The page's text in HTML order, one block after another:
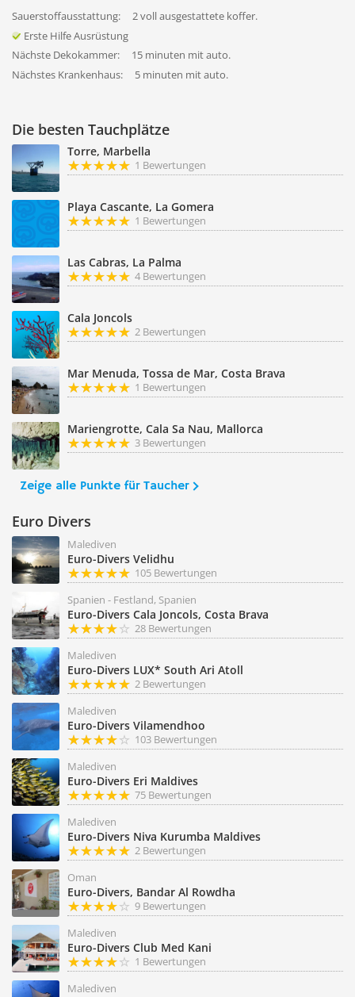
Sauerstoffausstattung:
2 voll ausgestattete koffer.
Erste Hilfe Ausrüstung
Nächste Dekokammer:
15 minuten mit auto.
Nächstes Krankenhaus:
5 minuten mit auto.
Die besten Tauchplätze
Torre, Marbella
1 Bewertungen
Playa Cascante, La Gomera
1 Bewertungen
Las Cabras, La Palma
4 Bewertungen
Cala Joncols
2 Bewertungen
Mar Menuda, Tossa de Mar, Costa Brava
1 Bewertungen
Mariengrotte, Cala Sa Nau, Mallorca
3 Bewertungen
Zeige alle Punkte für Taucher
Euro Divers
Malediven
Euro-Divers Velidhu
105 Bewertungen
Spanien - Festland, Spanien
Euro-Divers Cala Joncols, Costa Brava
28 Bewertungen
Malediven
Euro-Divers LUX* South Ari Atoll
2 Bewertungen
Malediven
Euro-Divers Vilamendhoo
103 Bewertungen
Malediven
Euro-Divers Eri Maldives
75 Bewertungen
Malediven
Euro-Divers Niva Kurumba Maldives
2 Bewertungen
Oman
Euro-Divers, Bandar Al Rowdha
9 Bewertungen
Malediven
Euro-Divers Club Med Kani
1 Bewertungen
Malediven